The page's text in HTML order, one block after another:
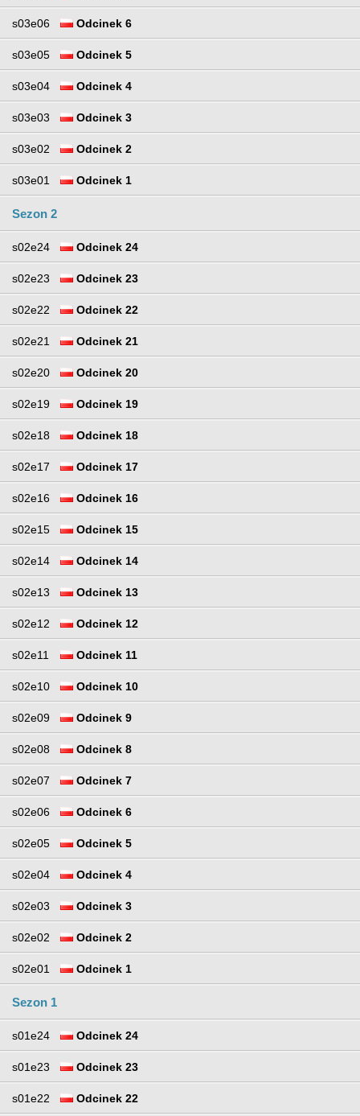
s03e06 Odcinek 6
s03e05 Odcinek 5
s03e04 Odcinek 4
s03e03 Odcinek 3
s03e02 Odcinek 2
s03e01 Odcinek 1
Sezon 2
s02e24 Odcinek 24
s02e23 Odcinek 23
s02e22 Odcinek 22
s02e21 Odcinek 21
s02e20 Odcinek 20
s02e19 Odcinek 19
s02e18 Odcinek 18
s02e17 Odcinek 17
s02e16 Odcinek 16
s02e15 Odcinek 15
s02e14 Odcinek 14
s02e13 Odcinek 13
s02e12 Odcinek 12
s02e11 Odcinek 11
s02e10 Odcinek 10
s02e09 Odcinek 9
s02e08 Odcinek 8
s02e07 Odcinek 7
s02e06 Odcinek 6
s02e05 Odcinek 5
s02e04 Odcinek 4
s02e03 Odcinek 3
s02e02 Odcinek 2
s02e01 Odcinek 1
Sezon 1
s01e24 Odcinek 24
s01e23 Odcinek 23
s01e22 Odcinek 22